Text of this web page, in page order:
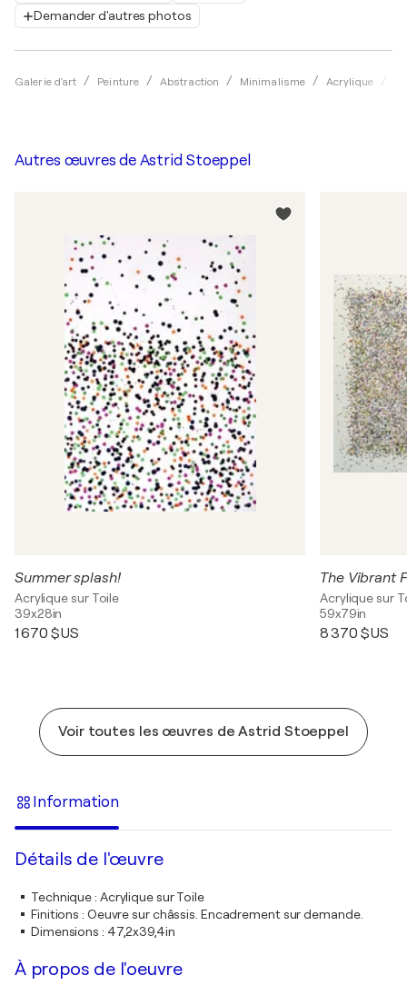
Demander d'autres photos
Galerie d'art Peinture Abstraction Minimalisme Acrylique
Autres œuvres de Astrid Stoeppel
Summer splash!
Acrylique sur Toile
39x28in
1 670 $US
The Vibrant
Acrylique sur
59x79in
8 370 $US
Voir toutes les œuvres de Astrid Stoeppel
Information
Détails de l'œuvre
Technique: Acrylique sur Toile
Finitions : Oeuvre sur châssis. Encadrement sur demande.
Dimensions : 47,2x39,4in
À propos de l'oeuvre